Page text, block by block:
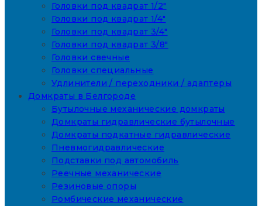
Головки под квадрат 1/2"
Головки под квадрат 1/4"
Головки под квадрат 3/4"
Головки под квадрат 3/8"
Головки свечные
Головки специальные
Удлинители / переходники / адаптеры
Домкраты в Белгороде
Бутылочные механические домкраты
Домкраты гидравлические бутылочные
Домкраты подкатные гидравлические
Пневмогидравлические
Подставки под автомобиль
Реечные механические
Резиновые опоры
Ромбические механические